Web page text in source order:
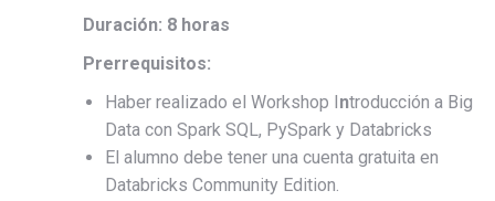
Duración: 8 horas
Prerrequisitos:
Haber realizado el Workshop I ntroducción a Big
Data con Spark SQL, PySpark y Databricks
El alumno debe tener una cuenta gratuita en
Databricks Community Edition.